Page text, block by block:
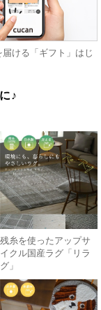
ける「ギフト」はじ
♪
残糸を使ったアップサ
イクル国産ラグ「リラ
グ」